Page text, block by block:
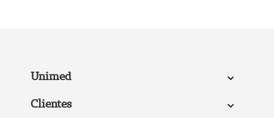
Unimed
Clientes